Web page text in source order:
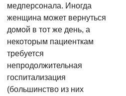
медперсонала. Иногда
женщина может вернуться
домой в тот же день, а
некоторым пациенткам
требуется
непродолжительная
госпитализация
(большинство из них